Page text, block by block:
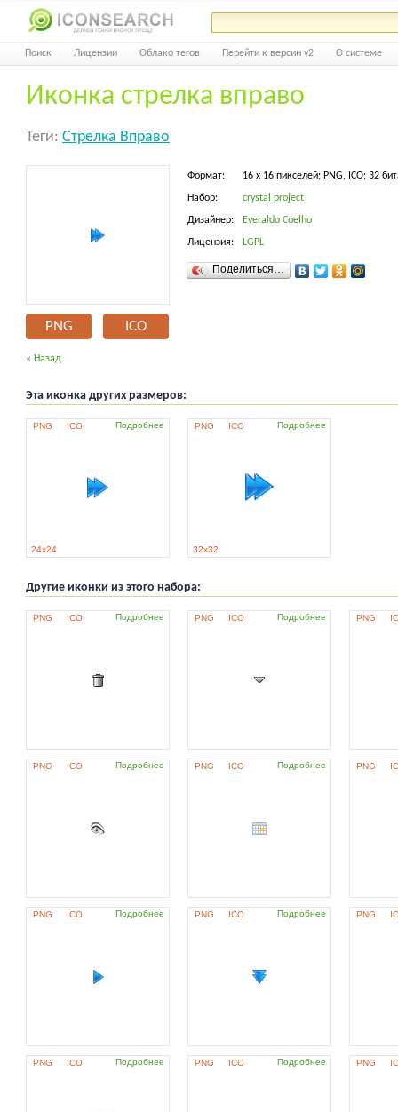
Поиск Лицензии Облако тегов Перейти к версии v2 О системе
Иконка стрелка вправо
Теги: Стрелка Вправо
PNG ICO
Формат: 16 x 16 пикселей; PNG, ICO; 32
Набор: crystal project
Дизайнер: Everaldo Coelho
Лицензия: LGPL
Поделиться…
« Назад
Эта иконка других размеров:
PNG ICO Подробнее
24x24
PNG ICO Подробнее
32x32
Другие иконки из этого набора:
PNG ICO Подробнее PNG ICO Подробнее PNG
PNG ICO Подробнее PNG ICO Подробнее PNG
PNG ICO Подробнее PNG ICO Подробнее PNG
PNG ICO Подробнее PNG ICO Подробнее PNG